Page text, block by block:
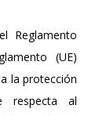
Reglamento
(UE)
la protección
respecta al